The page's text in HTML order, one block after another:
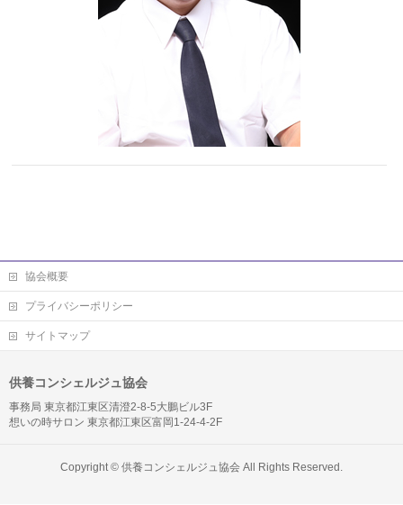
協会概要
プライバシーポリシー
サイトマップ
供養コンシェルジュ協会
事務局 東京都江東区清澄2-8-5大鵬ビル3F
想いの時サロン 東京都江東区富岡1-24-4-2F
Copyright © 供養コンシェルジュ協会All Rights Reserved.